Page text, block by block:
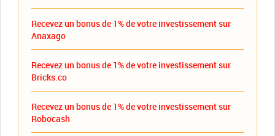
Recevez un bonus de 1% de votre investissement sur
Anaxago
Recevez un bonus de 1% de votre investissement sur
Bricks.co
Recevez un bonus de 1% de votre investissement sur
Robocash